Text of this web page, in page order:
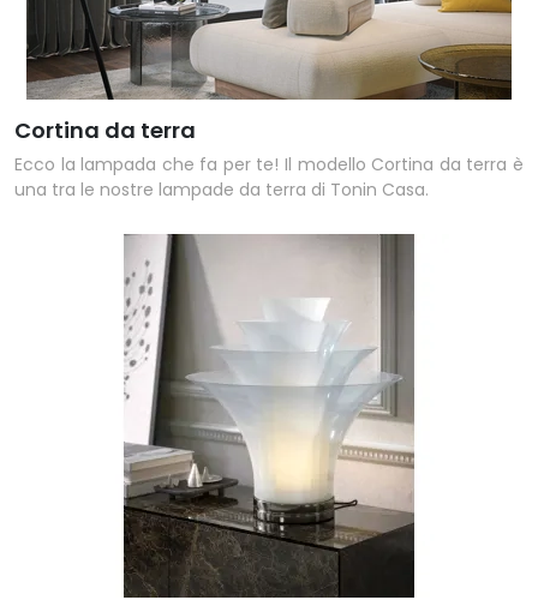
Cortina da terra
Ecco la lampada che fa per te! Il modello Cortina da terra è
una tra le nostre lampade da terra di Tonin Casa.